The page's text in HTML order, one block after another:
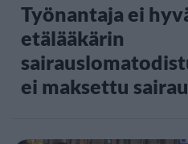
Työnantaja ei
etälääkärin
ei maksettu